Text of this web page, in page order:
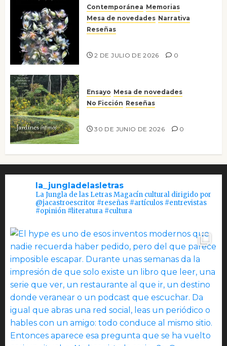
Contemporánea Memorias
Mesa de novedades Narrativa
Reseñas
2 DE JULIO DE 2026 0
Ensayo Mesa de novedades
No Ficción Reseñas
30 DE JUNIO DE 2026 0
la_jungladelasletras
La Jungla de las Letras Magacín cultural dirigido por
@jacastroescritor #reseñas #artículos #entrevistas
#opinión #literatura #cultura